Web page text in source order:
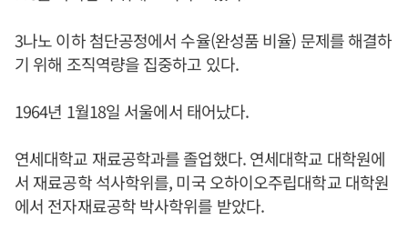
3나노 이하 첨단공정에서 수율(완성품 비율) 문제를 해결하
기 위해 조직역량을 집중하고 있다.
1964년 1월18일 서울에서 태어났다.
연세대학교 재료공학과를 졸업했다. 연세대학교 대학원에
서 재료공학 석사학위를, 미국 오하이오주립대학교 대학원
에서 전자재료공학 박사학위를 받았다.